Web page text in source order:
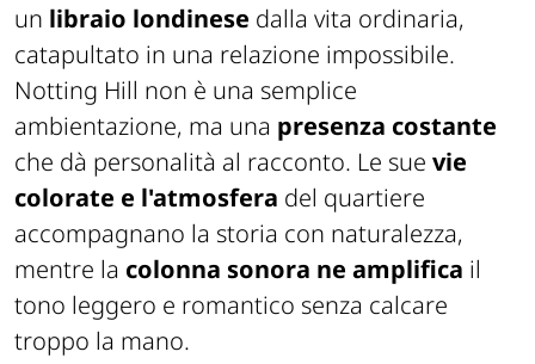
un libraio londinese dalla vita ordinaria,
catapultato in una relazione impossibile.
Notting Hill non è una semplice
ambientazione, ma una presenza costante
che dà personalità al racconto. Le sue vie
colorate e l'atmosfera del quartiere
accompagnano la storia con naturalezza,
mentre la colonna sonora ne amplifica il
tono leggero e romantico senza calcare
troppo la mano.